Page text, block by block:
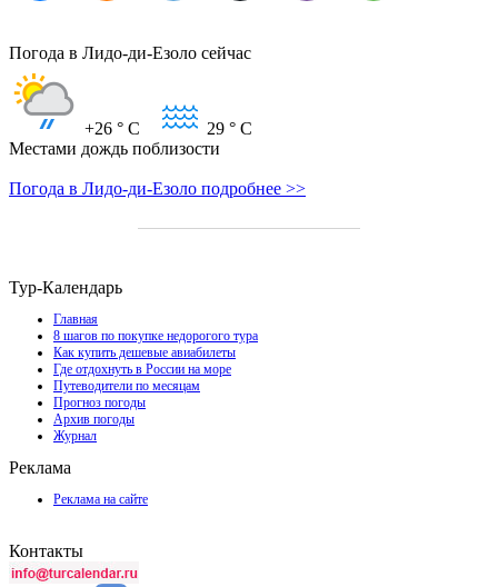
Погода в Лидо-ди-Езоло сейчас
+26 ° C 29 ° C
Местами дождь поблизости
Погода в Лидо-ди-Езоло подробнее >>
Тур-Календарь
Главная
8 шагов по покупке недорогого тура
Как купить дешевые авиабилеты
Где отдохнуть в России на море
Путеводители по месяцам
Прогноз погоды
Архив погоды
Журнал
Реклама
Реклама на сайте
Контакты